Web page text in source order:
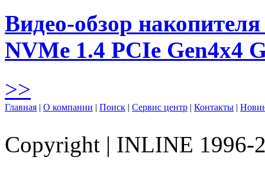
Видео-обзор
NVMe 1.4 PCIe Gen4х4
>>
Главная | О компании | Поиск | Сервис центр | Контакты |
Copyright | INLINE 1996-